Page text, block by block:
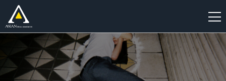
新
規